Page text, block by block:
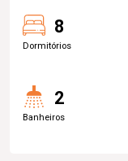
8
Dormitórios
2
Banheiros